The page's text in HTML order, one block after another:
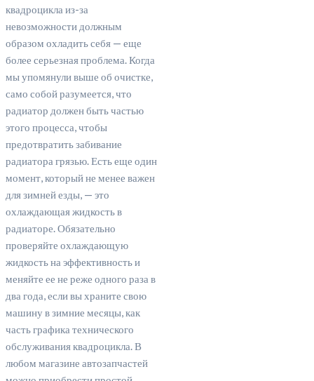
квадроцикла из-за
невозможности должным
образом охладить себя — еще
более серьезная проблема. Когда
мы упомянули выше об очистке,
само собой разумеется, что
радиатор должен быть частью
этого процесса, чтобы
предотвратить забивание
радиатора грязью. Есть еще один
момент, который не менее важен
для зимней езды, — это
охлаждающая жидкость в
радиаторе. Обязательно
проверяйте охлаждающую
жидкость на эффективность и
меняйте ее не реже одного раза в
два года, если вы храните свою
машину в зимние месяцы, как
часть графика технического
обслуживания квадроцикла. В
любом магазине автозапчастей